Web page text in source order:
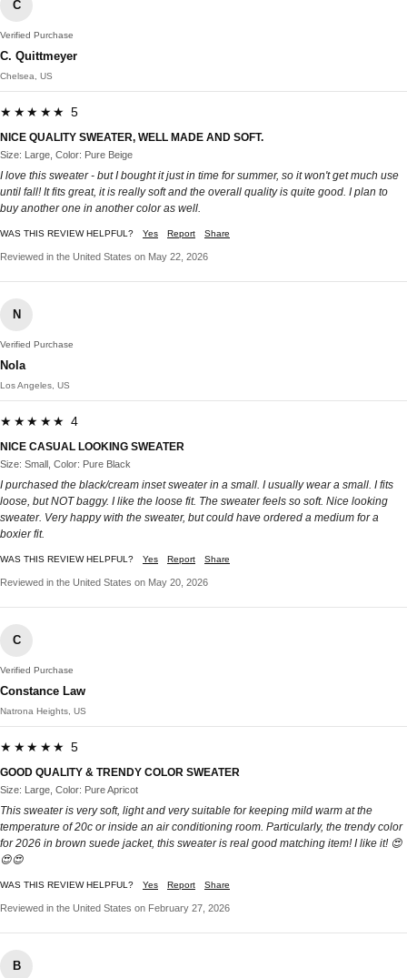
C
Verified Purchase
C. Quittmeyer
Chelsea, US
★★★★★ 5
NICE QUALITY SWEATER, WELL MADE AND SOFT.
Size: Large, Color: Pure Beige
I love this sweater - but I bought it just in time for summer, so it won't get much use
until fall! It fits great, it is really soft and the overall quality is quite good. I plan to
buy another one in another color as well.
WAS THIS REVIEW HELPFUL? Yes Report Share
Reviewed in the United States on May 22, 2026
N
Verified Purchase
Nola
Los Angeles, US
★★★★★ 4
NICE CASUAL LOOKING SWEATER
Size: Small, Color: Pure Black
I purchased the black/cream inset sweater in a small. I usually wear a small. I fits
loose, but NOT baggy. I like the loose fit. The sweater feels so soft. Nice looking
sweater. Very happy with the sweater, but could have ordered a medium for a
boxier fit.
WAS THIS REVIEW HELPFUL? Yes Report Share
Reviewed in the United States on May 20, 2026
C
Verified Purchase
Constance Law
Natrona Heights, US
★★★★★ 5
GOOD QUALITY & TRENDY COLOR SWEATER
Size: Large, Color: Pure Apricot
This sweater is very soft, light and very suitable for keeping mild warm at the
temperature of 20c or inside an air conditioning room. Particularly, the trendy color
for 2026 in brown suede jacket, this sweater is real good matching item! I like it! 😍
😍😍
WAS THIS REVIEW HELPFUL? Yes Report Share
Reviewed in the United States on February 27, 2026
B